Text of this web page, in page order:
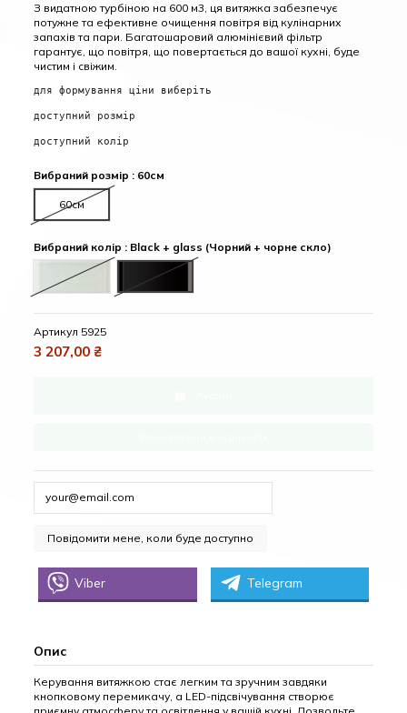
З видатною турбіною на 600 м3, ця витяжка забезпечує
потужне та ефективне очищення повітря від кулінарних
запахів та пари. Багатошаровий алюмінієвий фільтр
гарантує, що повітря, що повертається до вашої кухні, буде
чистим і свіжим.
для формування ціни виберіть
доступний розмір
доступний колір
Вибраний розмір : 60см
60см
Вибраний колір : Black + glass (Чорний + чорне скло)
White + glass (Білий + біле скло)Black + glass (Чорний + чорне скло)
Артикул 5925
3 207,00 ₴
Viber Telegram
Опис
Керування витяжкою стає легким та зручним завдяки
кнопковому перемикачу, а LED-підсвічування створює